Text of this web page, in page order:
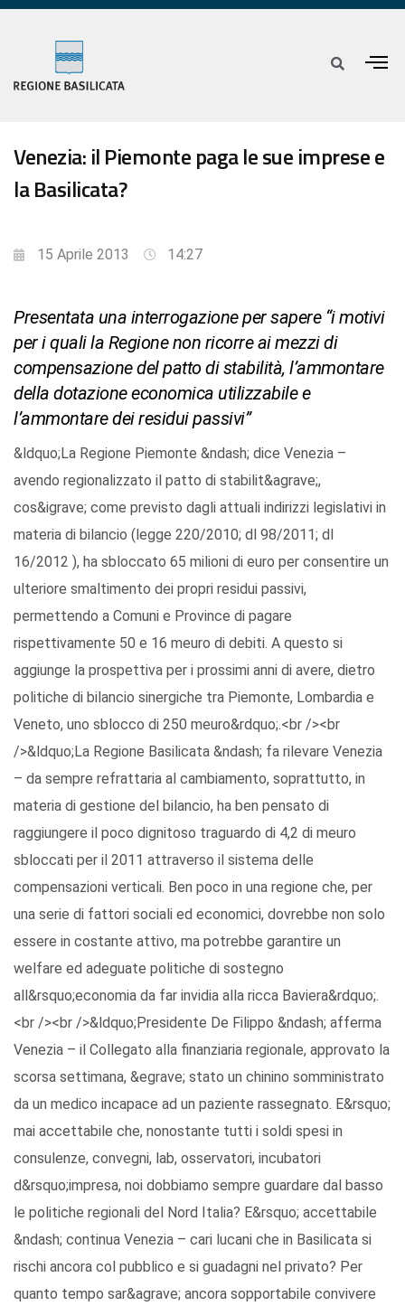
Venezia: il Piemonte paga le sue imprese e
la Basilicata?
15 Aprile 2013 14:27
Presentata una interrogazione per sapere “i motivi
per i quali la Regione non ricorre ai mezzi di
compensazione del patto di stabilità, l’ammontare
della dotazione economica utilizzabile e
l’ammontare dei residui passivi”
&ldquo;La Regione Piemonte &ndash; dice Venezia –
avendo regionalizzato il patto di stabilit&agrave;,
cos&igrave; come previsto dagli attuali indirizzi legislativi in
materia di bilancio (legge 220/2010; dl 98/2011; dl
16/2012 ), ha sbloccato 65 milioni di euro per consentire un
ulteriore smaltimento dei propri residui passivi,
permettendo a Comuni e Province di pagare
rispettivamente 50 e 16 meuro di debiti. A questo si
aggiunge la prospettiva per i prossimi anni di avere, dietro
politiche di bilancio sinergiche tra Piemonte, Lombardia e
Veneto, uno sblocco di 250 meuro&rdquo;.<br /><br
/>&ldquo;La Regione Basilicata &ndash; fa rilevare Venezia
– da sempre refrattaria al cambiamento, soprattutto, in
materia di gestione del bilancio, ha ben pensato di
raggiungere il poco dignitoso traguardo di 4,2 di meuro
sbloccati per il 2011 attraverso il sistema delle
compensazioni verticali. Ben poco in una regione che, per
una serie di fattori sociali ed economici, dovrebbe non solo
essere in costante attivo, ma potrebbe garantire un
welfare ed adeguate politiche di sostegno
all&rsquo;economia da far invidia alla ricca Baviera&rdquo;.
<br /><br />&ldquo;Presidente De Filippo &ndash; afferma
Venezia – il Collegato alla finanziaria regionale, approvato la
scorsa settimana, &egrave; stato un chinino somministrato
da un medico incapace ad un paziente rassegnato. E&rsquo;
mai accettabile che, nonostante tutti i soldi spesi in
consulenze, convegni, lab, osservatori, incubatori
d&rsquo;impresa, noi dobbiamo sempre guardare dal basso
le politiche regionali del Nord Italia? E&rsquo; accettabile
&ndash; continua Venezia – cari lucani che in Basilicata si
rischi ancora col pubblico e si guadagni nel privato? Per
quanto tempo sar&agrave; ancora sopportabile convivere